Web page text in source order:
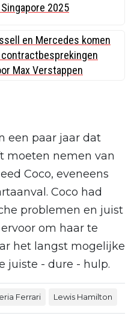
2025
en Mercedes komen
Max Verstappen
een paar jaar dat
moeten nemen van
Coco, eveneens
Coco had
problemen en juist
om haar te
het langst mogelijke
juiste - dure - hulp.
Ferrari Lewis Hamilton